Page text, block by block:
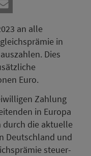
an alle
in
Dies
Euro.
Zahlung
in Europa
durch die aktuelle
Deutschland und
steuer-